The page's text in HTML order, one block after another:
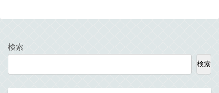
検索
検索